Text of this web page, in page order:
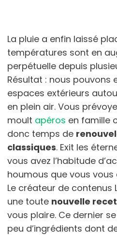
La pluie a enfin laissé
températures sont en
perpétuelle depuis
Résultat : nous pouvons
espaces extérieurs
en plein air. Vous
moult apéros en famille
donc temps de
classiques. Exit les
vous avez l’habitude
houmous que vous
Le créateur de contenus
une toute nouvelle
vous plaire. Ce dernier
peu d’ingrédients dont